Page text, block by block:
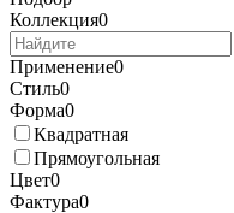
Коллекция0
Применение0
Стиль0
Форма0
Квадратная
Прямоугольная
Цвет0
Фактура0